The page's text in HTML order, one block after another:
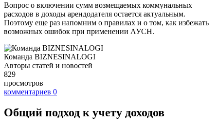
Вопрос о включении сумм возмещаемых коммунальных
расходов в доходы арендодателя остается актуальным.
Поэтому еще раз напомним о правилах и о том, как избежать
возможных ошибок при применении АУСН.
Команда BIZNESINALOGI
Авторы статей и новостей
829
просмотров
комментариев 0
Общий подход к учету доходов